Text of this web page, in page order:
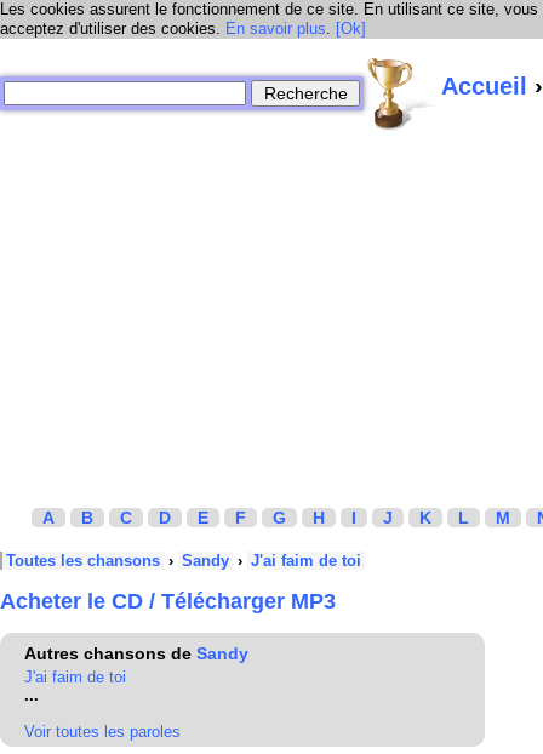
Les cookies assurent le fonctionnement de ce site. En utilisant ce site, vous
acceptez d'utiliser des cookies. En savoir plus. [Ok]
Accueil
A B C D E F G H I J K L M
Toutes les chansons › Sandy › J'ai faim de toi
Acheter le CD / Télécharger MP3
Autres chansons de Sandy
J'ai faim de toi
...
Voir toutes les paroles